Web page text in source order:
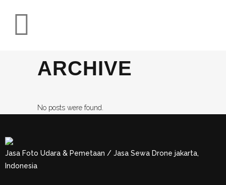
ARCHIVE
No posts were found.
Jasa Foto Udara & Pemetaan / Jasa Sewa Drone jakarta,
Indonesia